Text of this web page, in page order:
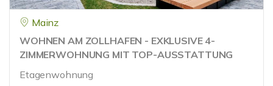
Mainz
WOHNEN AM ZOLLHAFEN - EXKLUSIVE 4-
ZIMMERWOHNUNG MIT TOP-AUSSTATTUNG
Etagenwohnung